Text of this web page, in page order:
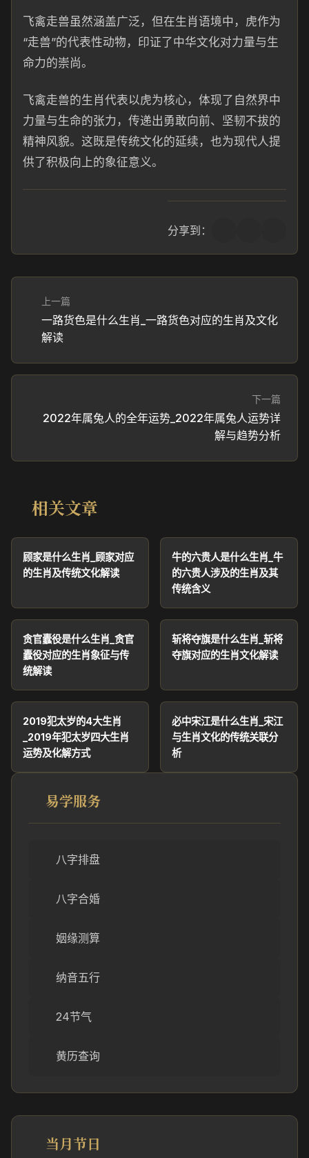
飞禽走兽虽然涵盖广泛，但在生肖语境中，虎作为
“走兽”的代表性动物，印证了中华文化对力量与生
命力的崇尚。
飞禽走兽的生肖代表以虎为核心，体现了自然界中
力量与生命的张力，传递出勇敢向前、坚韧不拔的
精神风貌。这既是传统文化的延续，也为现代人提
供了积极向上的象征意义。
分享到：
上一篇
一路货色是什么生肖_一路货色对应的生肖及文化
解读
下一篇
2022年属兔人的全年运势_2022年属兔人运势详
解与趋势分析
相关文章
顾家是什么生肖_顾家对应
的生肖及传统文化解读
牛的六贵人是什么生肖_牛
的六贵人涉及的生肖及其
传统含义
贪官蠹役是什么生肖_贪官
蠹役对应的生肖象征与传
统解读
斩将夺旗是什么生肖_斩将
夺旗对应的生肖文化解读
2019犯太岁的4大生肖
_2019年犯太岁四大生肖
运势及化解方式
必中宋江是什么生肖_宋江
与生肖文化的传统关联分
析
易学服务
八字排盘
八字合婚
姻缘测算
纳音五行
24节气
黄历查询
当月节日